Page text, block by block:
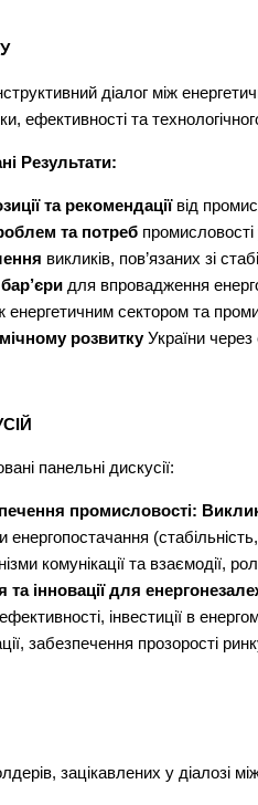
діалог між
ефективності та
Результати:
та рекомендаціївід
та потреб промисловості
викликів, пов’язаних зі
для впровадження
енергетичним сектором та
розвиткуУкраїни через
панельні дискусії:
промисловості:
енергопостачання
комунікації та взаємодії,
інновації для
інвестиції в
забезпечення прозорості
зацікавлених у діалозі